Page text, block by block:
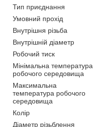
Тип приєднання
Умовний прохід
Внутрішня різьба
Внутрішній діаметр
Робочий тиск
Мінімальна температура
робочого середовища
Максимальна
температура робочого
середовища
Колір
Діаметр різьблення